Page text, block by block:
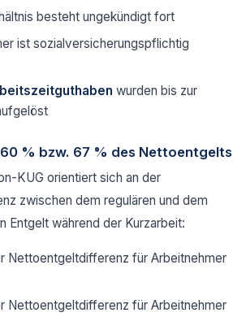
besteht ungekündigt fort
ist sozialversicherungspflichtig
wurden bis zur
% bzw. 67 % des Nettoentgelts
KUG orientiert sich an der
zwischen dem regulären und dem
Entgelt während der Kurzarbeit:
Nettoentgeltdifferenz für Arbeitnehmer
Nettoentgeltdifferenz für Arbeitnehmer